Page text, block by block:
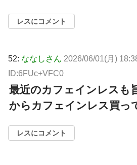
レスにコメント
52: ななしさん 2026/06/01(月)
ID:6FUc+VFC0
最近のカフェインレスも
からカフェインレス買っ
レスにコメント